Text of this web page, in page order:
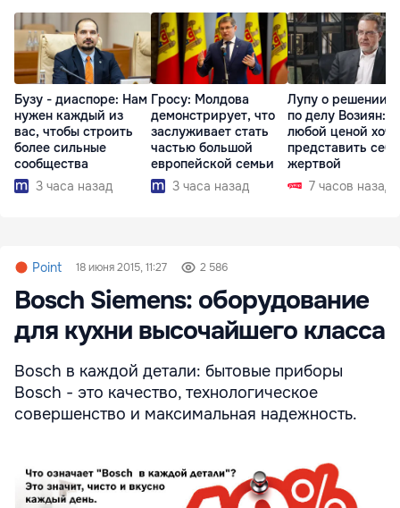
Бузу - диаспоре: Нам
нужен каждый из
вас, чтобы строить
более сильные
сообщества
3 часа назад
Гросу: Молдова
демонстрирует, что
заслуживает стать
частью большой
европейской семьи
3 часа назад
Лупу о решении
по делу Возиян:
любой ценой
представить себя
жертвой
7 часов назад
Point 18 июня 2015, 11:27 2 586
Bosch Siemens: оборудование
для кухни высочайшего класса
Bosch в каждой детали: бытовые приборы
Bosch - это качество, технологическое
совершенство и максимальная надежность.